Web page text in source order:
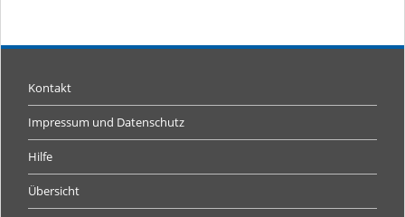
Kontakt
Impressum und Datenschutz
Hilfe
Übersicht